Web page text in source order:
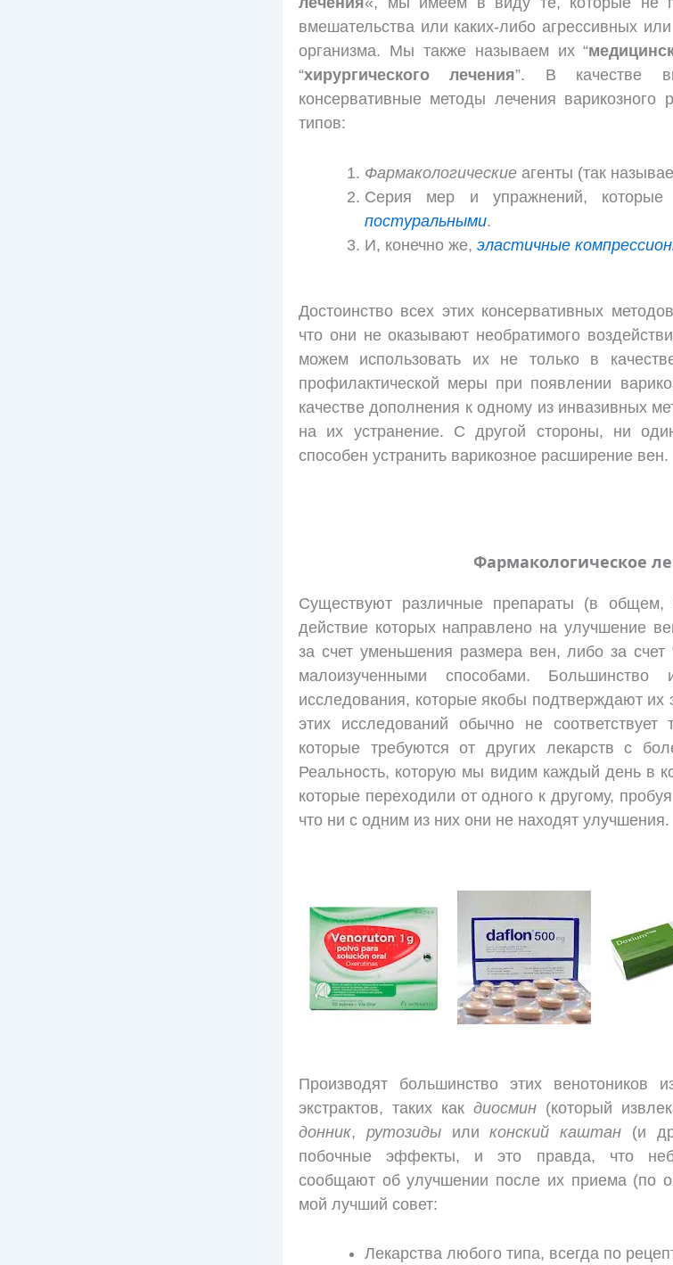
вмешательства или каких-либо агрессивных
организма. Мы также называем их “
“хирургического лечения”. В качестве
консервативные методы лечения
типов:
Фармакологические агенты (так
Серия мер и упражнений,
постуральными.
И, конечно же, эластичные
Достоинство всех этих консервативных
что они не оказывают необратимого
можем использовать их не только в
профилактической меры при появлении
качестве дополнения к одному из инвазивных
на их устранение. С другой стороны, ни
способен устранить варикозное расширение вен.
Фармакологическое
Существуют различные препараты (в общем,
действие которых направлено на улучшение
за счет уменьшения размера вен, либо за счет
малоизученными способами.
исследования, которые якобы подтверждают их
этих исследований обычно не соответствует
которые требуются от других лекарств с
Реальность, которую мы видим каждый день в
которые переходили от одного к другому,
что ни с одним из них они не находят улучшения.
Производят большинство этих венотоников
экстрактов, таких как диосмин (который
донник, рутозидыиликонский каштан (и
побочные эффекты, и это правда, что
сообщают об улучшении после их приема (по
мой лучший совет:
Лекарства любого типа, всегда по